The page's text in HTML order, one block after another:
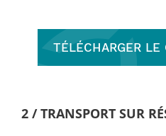
TÉLÉCHARGER LE
2 / TRANSPORT SUR